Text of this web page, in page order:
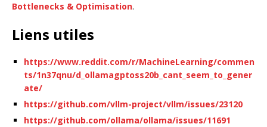
Bottlenecks & Optimisation.
Liens utiles
https://www.reddit.com/r/MachineLearning/commen
ts/1n37qnu/d_ollamagptoss20b_cant_seem_to_gener
ate/
https://github.com/vllm-project/vllm/issues/23120
https://github.com/ollama/ollama/issues/11691